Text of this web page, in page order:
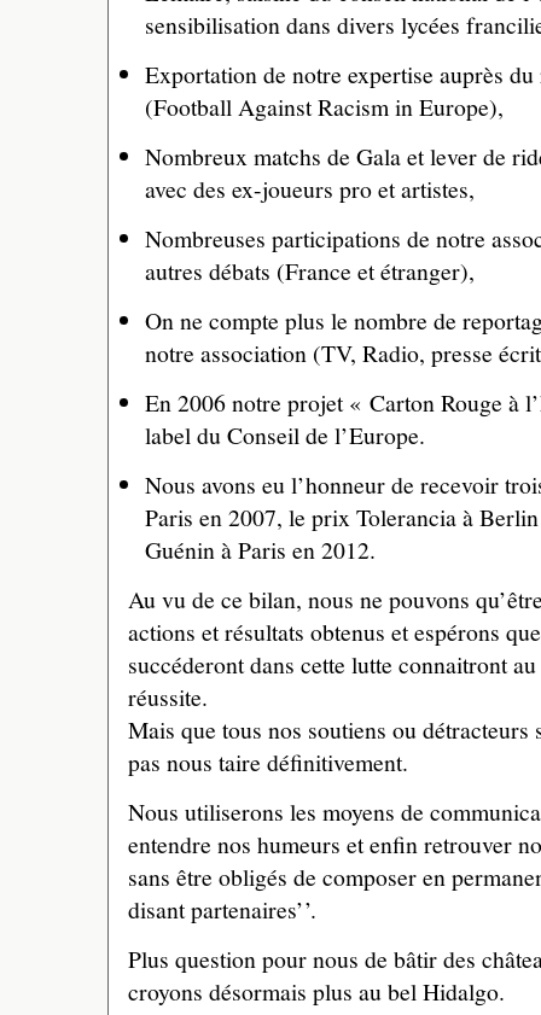
sensibilisation dans divers lycées
Exportation de notre expertise auprès
(Football Against Racism in Europe),
Nombreux matchs de Gala et lever de
avec des ex-joueurs pro et artistes,
Nombreuses participations de notre
autres débats (France et étranger),
On ne compte plus le nombre de
notre association (TV, Radio, presse
En 2006 notre projet « Carton Rouge à
label du Conseil de l’Europe.
Nous avons eu l’honneur de recevoir
Paris en 2007, le prix Tolerancia à
Guénin à Paris en 2012.
Au vu de ce bilan, nous ne pouvons
actions et résultats obtenus et espérons
succéderont dans cette lutte connaitront
réussite.
Mais que tous nos soutiens ou détracteurs
pas nous taire définitivement.
Nous utiliserons les moyens de
entendre nos humeurs et enfin retrouver
sans être obligés de composer en
disant partenaires’’.
Plus question pour nous de bâtir des
croyons désormais plus au bel Hidalgo.